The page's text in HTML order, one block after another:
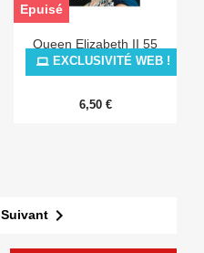
Queen Elizabeth II 55
Cartes
6,50 €
EXCLUSIVITÉ WEB !
Epuisé
Suivant 